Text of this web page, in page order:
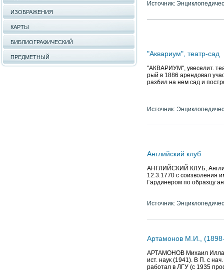
ИЗОБРАЖЕНИЯ
КАРТЫ
БИБЛИОГРАФИЧЕСКИЙ
ПРЕДМЕТНЫЙ
Источник:
"Аквариум", театр-сад
"АКВАРИУМ", увеселит.
рый в 1886 арендовал
разбил на нем сад и
Источник:
Английский клуб
АНГЛИЙСКИЙ КЛУБ,
12.3.1770 с соизволения
Гардинером по образцу
Источник:
Артамонов М.И.,
АРТАМОНОВ Михаил
ист. наук (1941). В П. с
работал в ЛГУ (с 1935